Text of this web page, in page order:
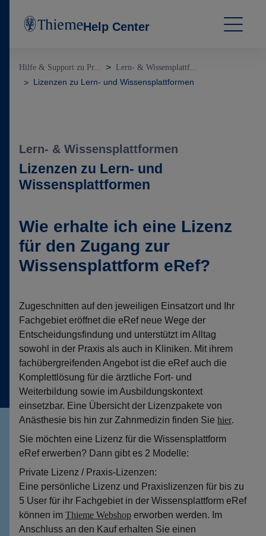
Help Center
Hilfe & Support zu Pr... Lern- & Wissensplattf...
Lizenzen zu Lern- und Wissensplattformen
Lern- & Wissensplattformen
Lizenzen zu Lern- und
Wissensplattformen
Wie erhalte ich eine Lizenz
für den Zugang zur
Wissensplattform eRef?
Zugeschnitten auf den jeweiligen Einsatzort und Ihr
Fachgebiet eröffnet die eRef neue Wege der
Entscheidungsfindung und unterstützt im Alltag
sowohl in der Praxis als auch in Kliniken. Mit ihrem
fachübergreifenden Angebot ist die eRef auch die
Komplettlösung für die ärztliche Fort- und
Weiterbildung sowie im Ausbildungskontext
einsetzbar. Eine Übersicht der Lizenzpakete von
Anästhesie bis hin zur Zahnmedizin finden Sie hier.
Sie möchten eine Lizenz für die Wissensplattform
eRef erwerben? Dann gibt es 2 Modelle:
Private Lizenz / Praxis-Lizenzen:
Eine persönliche Lizenz und Praxislizenzen für bis zu
5 User für ihr Fachgebiet in der Wissensplattform eRef
können im Thieme Webshop erworben werden. Im
Anschluss an den Kauf erhalten Sie einen